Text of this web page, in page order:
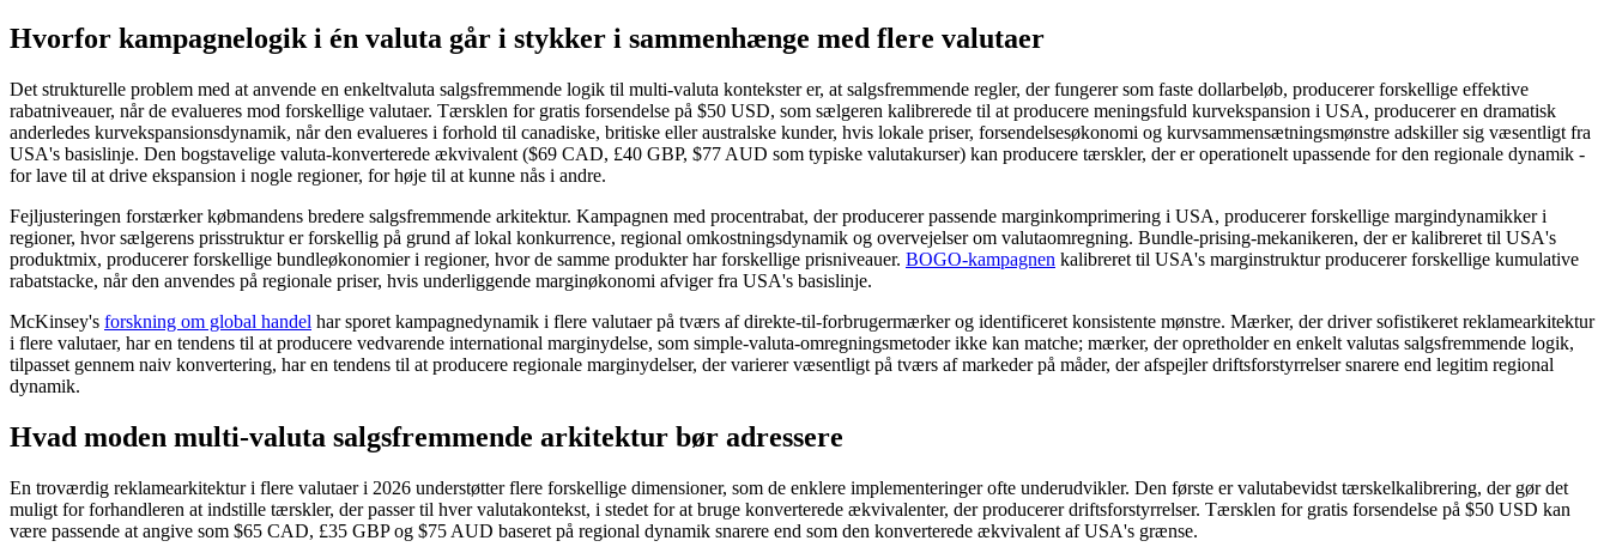
Hvorfor kampagnelogik i én valuta går i stykker i sammenhænge med flere valutaer
Det strukturelle problem med at anvende en enkeltvaluta salgsfremmende logik til multi-valuta kontekster er, at salgsfremmende regler, der fungerer som faste dollarbeløb, producerer forskellige effektive
rabatniveauer, når de evalueres mod forskellige valutaer. Tærsklen for gratis forsendelse på $50 USD, som sælgeren kalibrerede til at producere meningsfuld kurvekspansion i USA, producerer en dramatisk
anderledes kurvekspansionsdynamik, når den evalueres i forhold til canadiske, britiske eller australske kunder, hvis lokale priser, forsendelsesøkonomi og kurvsammensætningsmønstre adskiller sig væsentligt fra
USA's basislinje. Den bogstavelige valuta-konverterede ækvivalent ($69 CAD, £40 GBP, $77 AUD som typiske valutakurser) kan producere tærskler, der er operationelt upassende for den regionale dynamik -
for lave til at drive ekspansion i nogle regioner, for høje til at kunne nås i andre.
Fejljusteringen forstærker købmandens bredere salgsfremmende arkitektur. Kampagnen med procentrabat, der producerer passende marginkomprimering i USA, producerer forskellige margindynamikker i
regioner, hvor sælgerens prisstruktur er forskellig på grund af lokal konkurrence, regional omkostningsdynamik og overvejelser om valutaomregning. Bundle-prising-mekanikeren, der er kalibreret til USA's
produktmix, producerer forskellige bundleøkonomier i regioner, hvor de samme produkter har forskellige prisniveauer. BOGO-kampagnen kalibreret til USA's marginstruktur producerer forskellige kumulative
rabatstacke, når den anvendes på regionale priser, hvis underliggende marginøkonomi afviger fra USA's basislinje.
McKinsey's forskning om global handel har sporet kampagnedynamik i flere valutaer på tværs af direkte-til-forbrugermærker og identificeret konsistente mønstre. Mærker, der driver sofistikeret reklamearkitektur
i flere valutaer, har en tendens til at producere vedvarende international marginydelse, som simple-valuta-omregningsmetoder ikke kan matche; mærker, der opretholder en enkelt valutas salgsfremmende logik,
tilpasset gennem naiv konvertering, har en tendens til at producere regionale marginydelser, der varierer væsentligt på tværs af markeder på måder, der afspejler driftsforstyrrelser snarere end legitim regional
dynamik.
Hvad moden multi-valuta salgsfremmende arkitektur bør adressere
En troværdig reklamearkitektur i flere valutaer i 2026 understøtter flere forskellige dimensioner, som de enklere implementeringer ofte underudvikler. Den første er valutabevidst tærskelkalibrering, der gør det
muligt for forhandleren at indstille tærskler, der passer til hver valutakontekst, i stedet for at bruge konverterede ækvivalenter, der producerer driftsforstyrrelser. Tærsklen for gratis forsendelse på $50 USD kan
være passende at angive som $65 CAD, £35 GBP og $75 AUD baseret på regional dynamik snarere end som den konverterede ækvivalent af USA's grænse.